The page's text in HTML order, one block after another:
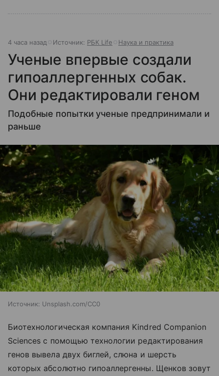
4 часа назад Источник: РБК Life Наука и практика
Ученые впервые создали
гипоаллергенных собак.
Они редактировали геном
Подобные попытки ученые предпринимали и
раньше
Источник: Unsplash.com/CC0
Биотехнологическая компания Kindred Companion
Sciences с помощью технологии редактирования
генов вывела двух биглей, слюна и шерсть
которых абсолютно гипоаллергенны. Щенков зовут